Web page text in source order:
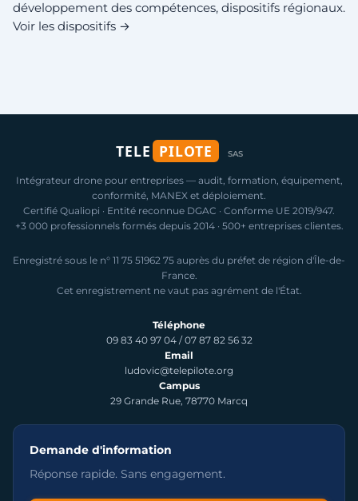
développement des compétences, dispositifs régionaux.
Voir les dispositifs →
TELE PILOTE SAS
Intégrateur drone pour entreprises — audit, formation, équipement,
conformité, MANEX et déploiement.
Certifié Qualiopi · Entité reconnue DGAC · Conforme UE 2019/947.
+3 000 professionnels formés depuis 2014 · 500+ entreprises clientes.
Enregistré sous le n° 11 75 51962 75 auprès du préfet de région d'Île-de-
France.
Cet enregistrement ne vaut pas agrément de l'État.
Téléphone
09 83 40 97 04 /07 87 82 56 32
Email
ludovic@telepilote.org
Campus
29 Grande Rue, 78770 Marcq
Demande d'information
Réponse rapide. Sans engagement.